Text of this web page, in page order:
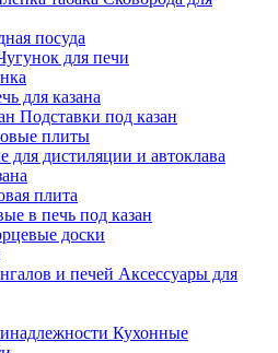
посуда
для печи
для казана
Подставки под казан
плиты
для дистиляции и автоклава
плита
в печь под казан
доски
Аксессуары для
Кухонные